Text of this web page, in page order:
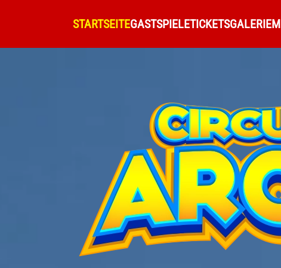
STARTSEITEGASTSPIELETICKETSGALERIE